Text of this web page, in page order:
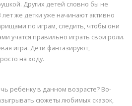
Других детей словно бы не
лет же детки уже начинают активно
по играм, следить, чтобы они
учатся правильно играть свои роли.
игра. Дети фантазируют,
на ходу.
ребенку в данном возрасте? Во-
сюжеты любимых сказок,